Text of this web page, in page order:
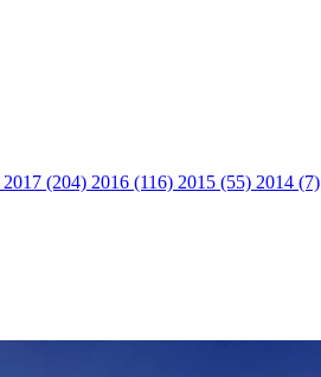
2017 (204) 2016 (116) 2015 (55) 2014 (7)